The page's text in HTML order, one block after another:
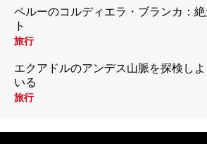
ペルーのコルディエラ・ブランカ：
ト
旅行
エクアドルのアンデス山脈を探検し
いる
旅行